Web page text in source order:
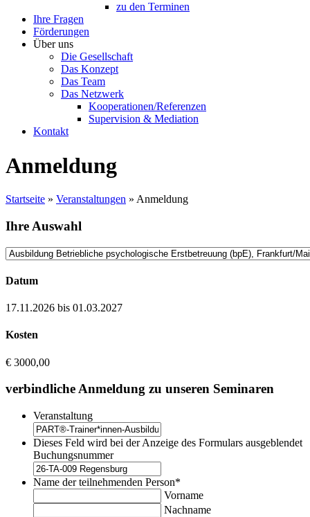
zu den Terminen
Ihre Fragen
Förderungen
Über uns
Die Gesellschaft
Das Konzept
Das Team
Das Netzwerk
Kooperationen/Referenzen
Supervision & Mediation
Kontakt
Anmeldung
Startseite » Veranstaltungen » Anmeldung
Ihre Auswahl
Datum
17.11.2026 bis 01.03.2027
Kosten
€ 3000,00
verbindliche Anmeldung zu unseren Seminaren
Veranstaltung
Dieses Feld wird bei der Anzeige des Formulars ausgeblendet
Buchungsnummer
Name der teilnehmenden Person*
Vorname
Nachname